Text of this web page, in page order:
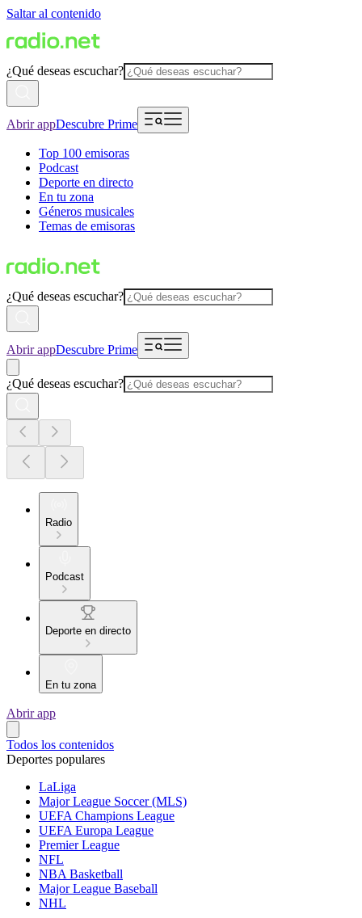
Saltar al contenido
¿Qué deseas escuchar?
Abrir appDescubre Prime
Top 100 emisoras
Podcast
Deporte en directo
En tu zona
Géneros musicales
Temas de emisoras
¿Qué deseas escuchar?
Abrir appDescubre Prime
¿Qué deseas escuchar?
Radio
Podcast
Deporte en directo
En tu zona
Abrir app
Todos los contenidos
Deportes populares
LaLiga
Major League Soccer (MLS)
UEFA Champions League
UEFA Europa League
Premier League
NFL
NBA Basketball
Major League Baseball
NHL